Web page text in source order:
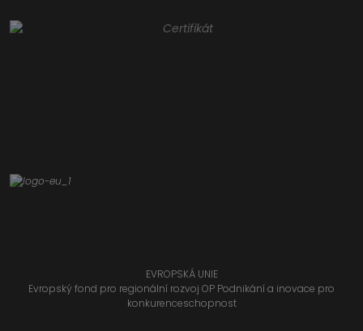
EVROPSKÁ UNIE
Evropský fond pro regionální rozvoj OP Podnikání a inovace pro
konkurenceschopnost